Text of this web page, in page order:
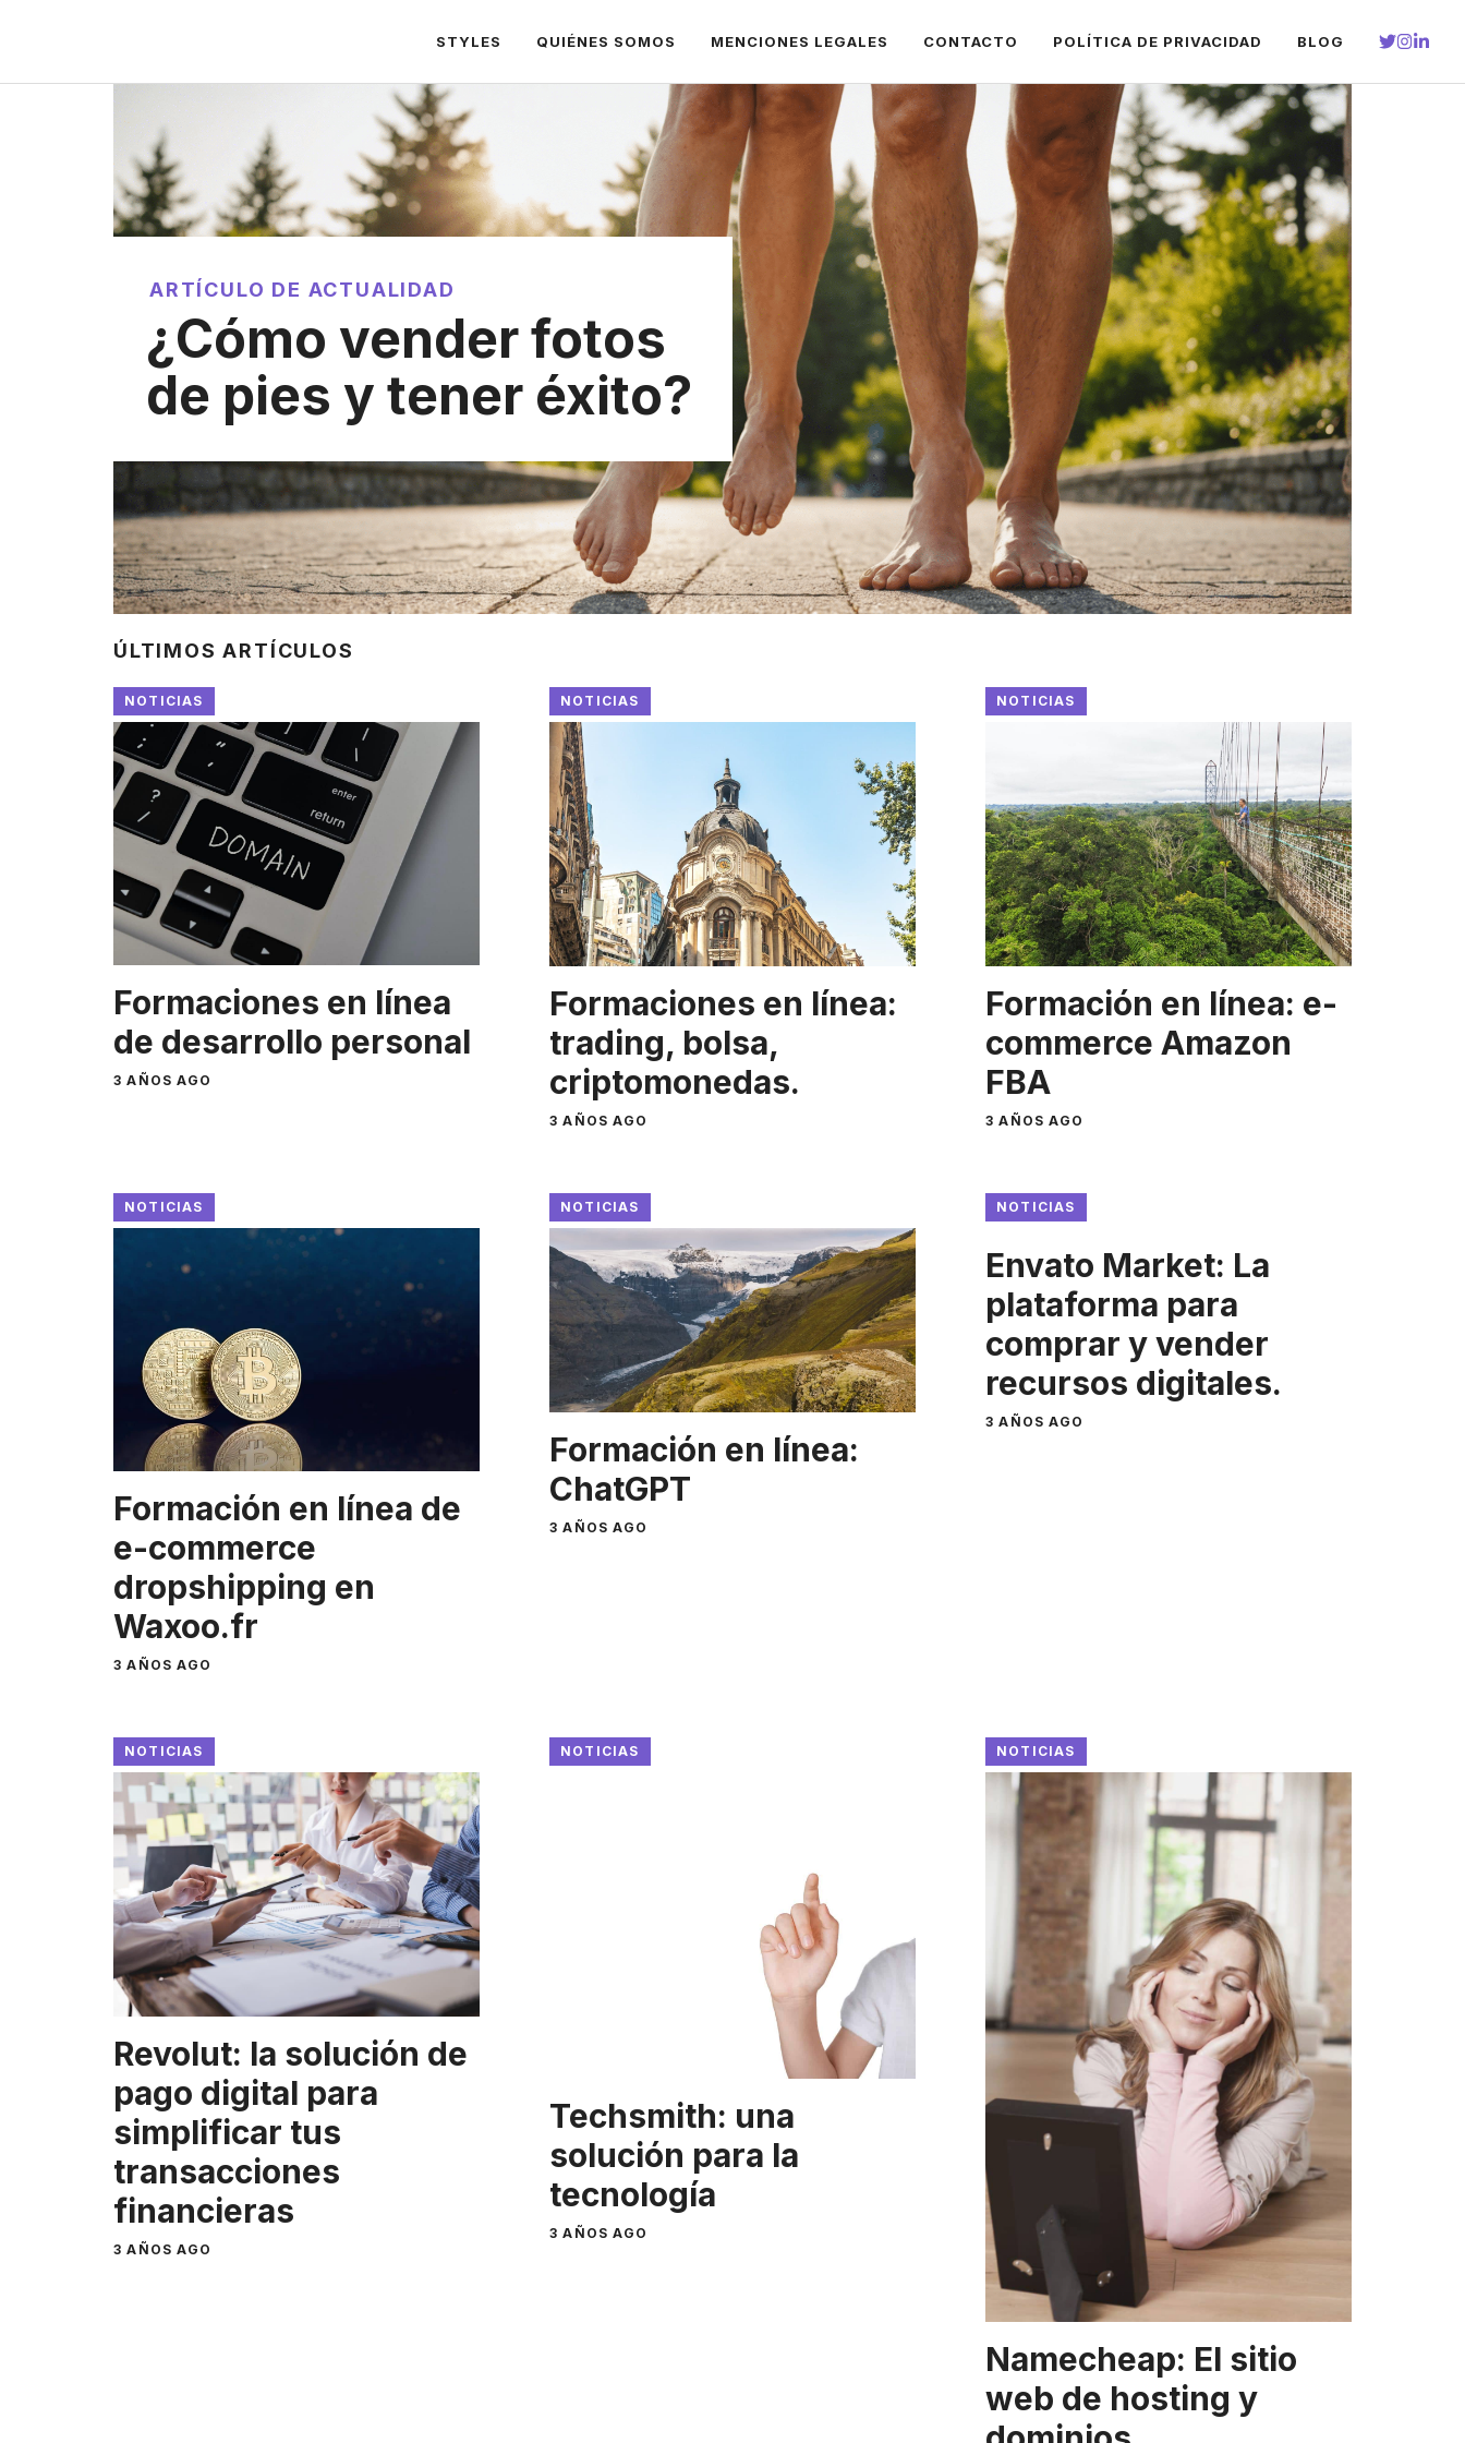
contenido
STYLES QUIÉNES SOMOS MENCIONES LEGALES CONTACTO POLÍTICA DE PRIVACIDAD BLOG
ARTÍCULO DE ACTUALIDAD
¿Cómo vender fotos
de pies y tener éxito?
ÚLTIMOS ARTÍCULOS
NOTICIAS
Formaciones en línea
de desarrollo personal
3 AÑOS AGO
NOTICIAS
Formaciones en línea:
trading, bolsa,
criptomonedas.
3 AÑOS AGO
NOTICIAS
Formación en línea: e-
commerce Amazon
FBA
3 AÑOS AGO
NOTICIAS
Formación en línea de
e-commerce
dropshipping en
Waxoo.fr
3 AÑOS AGO
NOTICIAS
Formación en línea:
ChatGPT
3 AÑOS AGO
NOTICIAS
Envato Market: La
plataforma para
comprar y vender
recursos digitales.
3 AÑOS AGO
NOTICIAS
Revolut: la solución de
pago digital para
simplificar tus
transacciones
financieras
3 AÑOS AGO
NOTICIAS
Techsmith: una
solución para la
tecnología
3 AÑOS AGO
NOTICIAS
Namecheap: El sitio
web de hosting y